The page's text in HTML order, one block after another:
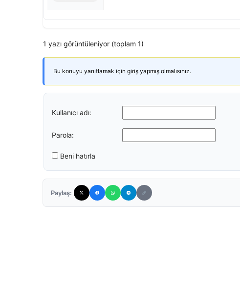
1 yazı görüntüleniyor (toplam 1)
Bu konuyu yanıtlamak için giriş yapmış olmalısınız.
Kullanıcı adı:
Parola:
Beni hatırla
Paylaş: